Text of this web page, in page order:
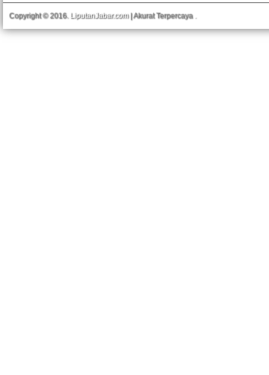
Copyright © 2016. LiputanJabar.com| Akurat Terpercaya